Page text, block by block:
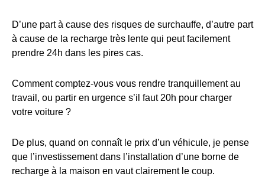
D’une part à cause des risques de surchauffe, d’autre part
à cause de la recharge très lente qui peut facilement
prendre 24h dans les pires cas.
Comment comptez-vous vous rendre tranquillement au
travail, ou partir en urgence s’il faut 20h pour charger
votre voiture ?
De plus, quand on connaît le prix d’un véhicule, je pense
que l’investissement dans l’installation d’une borne de
recharge à la maison en vaut clairement le coup.